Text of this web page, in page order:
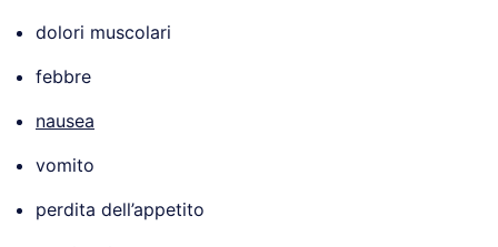
dolori muscolari
febbre
nausea
vomito
perdita dell’appetito